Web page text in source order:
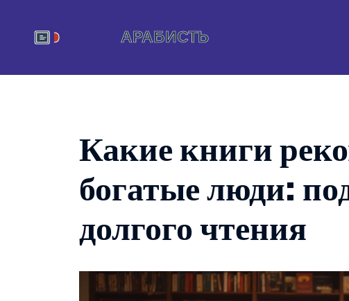
Какие книги
богатые люди:
долгого чтения